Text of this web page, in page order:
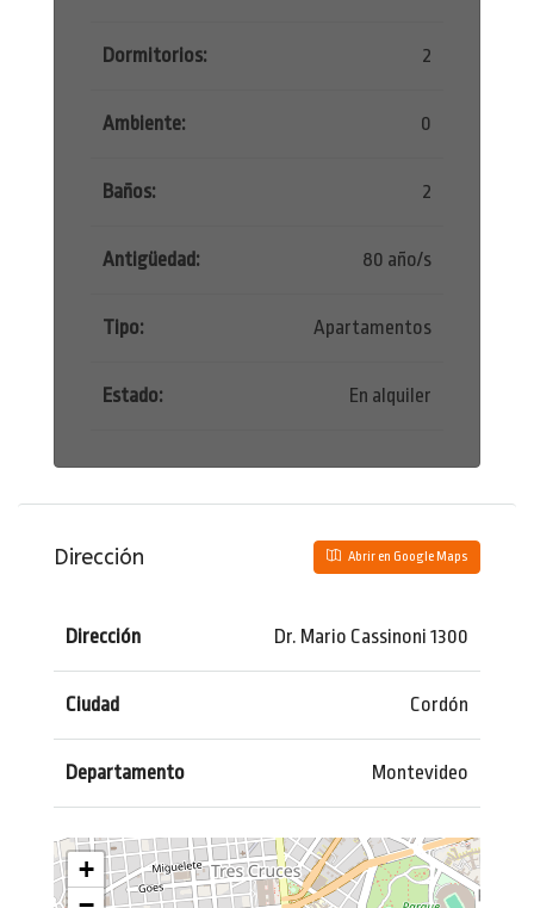
Dormitorios: 2
Ambiente: 0
Baños: 2
Antigüedad: 80 año/s
Tipo: Apartamentos
Estado: En alquiler
Dirección Abrir en Google Maps
Dirección Dr. Mario Cassinoni 1300
Ciudad Cordón
Departamento Montevideo
+